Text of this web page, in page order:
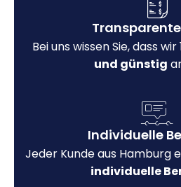
Bei uns wissen Sie, dass wir
und günstig
Individuelle
Jeder Kunde aus Hamburg
individuelle